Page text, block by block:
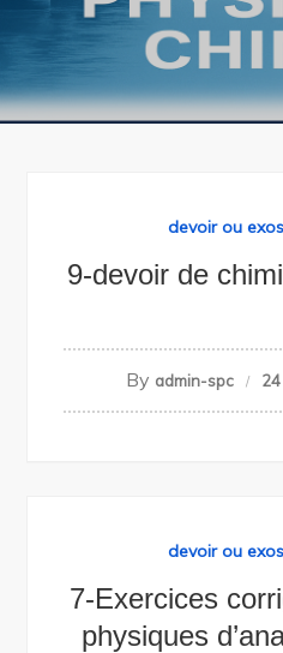
devoir ou
9-devoir de
By admin-spc
devoir ou
7-Exercices
physiques